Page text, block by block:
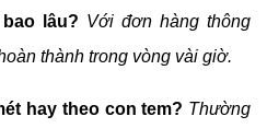
lâu? Với đơn hàng thông
thành trong vòng vài giờ.
hay theo con tem? Thường